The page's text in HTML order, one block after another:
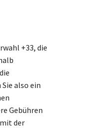
+33, die
also ein
Gebühren
der